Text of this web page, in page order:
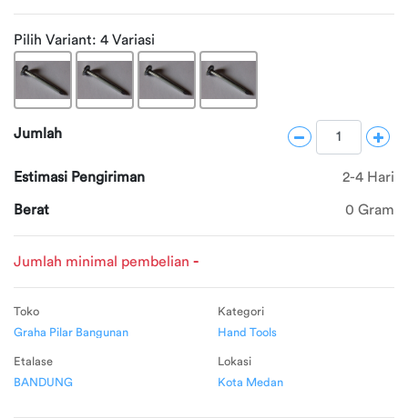
Konfirmasi
Pembayaran
Pelanggan
Ketentuan
Point
File: /home/buildozz/public_html/application/libraries/
Line: 51
Function: view
File: /home/buildozz/public_html/application/
Line: 115
Function: display
File: /home/buildozz/public_html/index.php
Point
Pembelian
Pilih Variant: 4 Variasi
Jumlah
Estimasi Pengiriman 2-4 Hari
Berat 0 Gram
Jumlah minimal pembelian -
Toko
Graha Pilar Bangunan
Kategori
Hand Tools
Etalase
BANDUNG
Lokasi
Kota Medan